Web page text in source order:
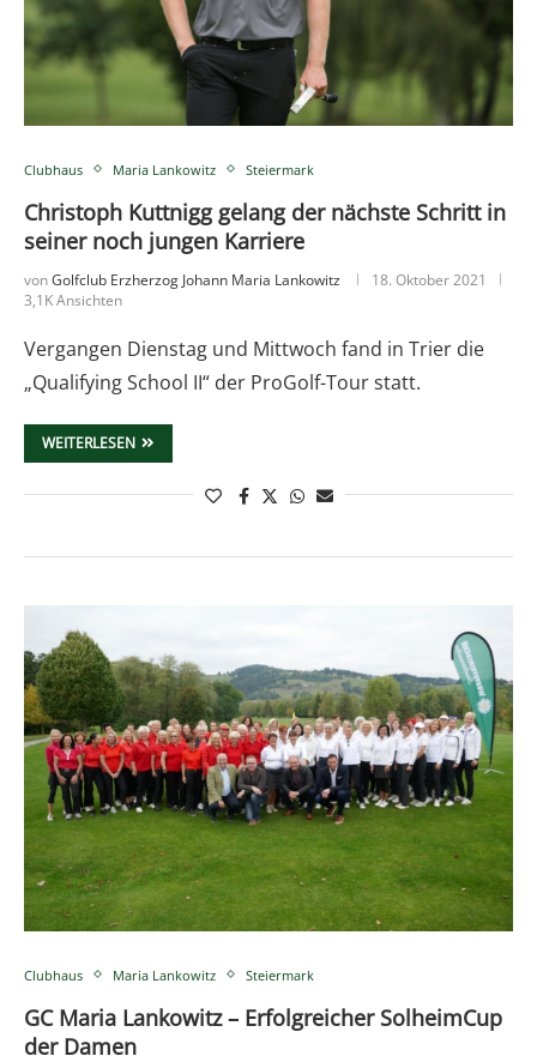
Clubhaus Maria Lankowitz Steiermark
Christoph Kuttnigg gelang der nächste Schritt in
seiner noch jungen Karriere
vonGolfclub Erzherzog Johann Maria Lankowitz
18. Oktober 2021
3,1K Ansichten
Vergangen Dienstag und Mittwoch fand in Trier die
„Qualifying School II“ der ProGolf-Tour statt.
WEITERLESEN
Clubhaus Maria Lankowitz Steiermark
GC Maria Lankowitz – Erfolgreicher SolheimCup
der Damen